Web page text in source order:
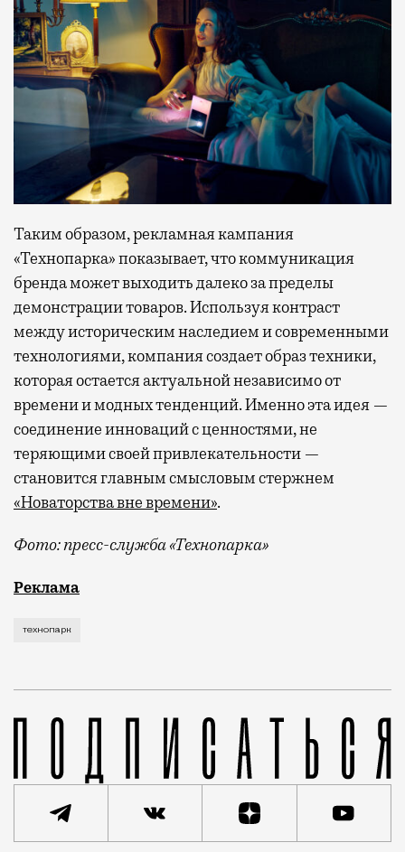
Таким образом, рекламная кампания
«Технопарка» показывает, что коммуникация
бренда может выходить далеко за пределы
демонстрации товаров. Используя контраст
между историческим наследием и современными
технологиями, компания создает образ техники,
которая остается актуальной независимо от
времени и модных тенденций. Именно эта идея —
соединение инноваций с ценностями, не
теряющими своей привлекательности —
становится главным смысловым стержнем
«Новаторства вне времени».
Фото: пресс-служба «Технопарка»
Рекламные кампании техники редко выходят за
Реклама
технопарк